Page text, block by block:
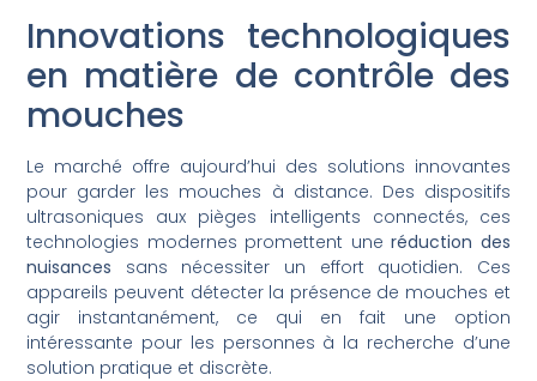
Innovations technologiques
en matière de contrôle des
mouches
Le marché offre aujourd’hui des solutions innovantes
pour garder les mouches à distance. Des dispositifs
ultrasoniques aux pièges intelligents connectés, ces
technologies modernes promettent uneréduction des
nuisances sans nécessiter un effort quotidien. Ces
appareils peuvent détecter la présence de mouches et
agir instantanément, ce qui en fait une option
intéressante pour les personnes à la recherche d’une
solution pratique et discrète.